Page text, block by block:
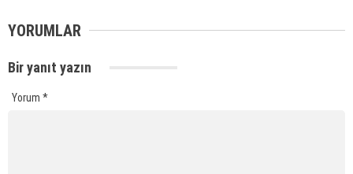
YORUMLAR
Bir yanıt yazın
Yorum *